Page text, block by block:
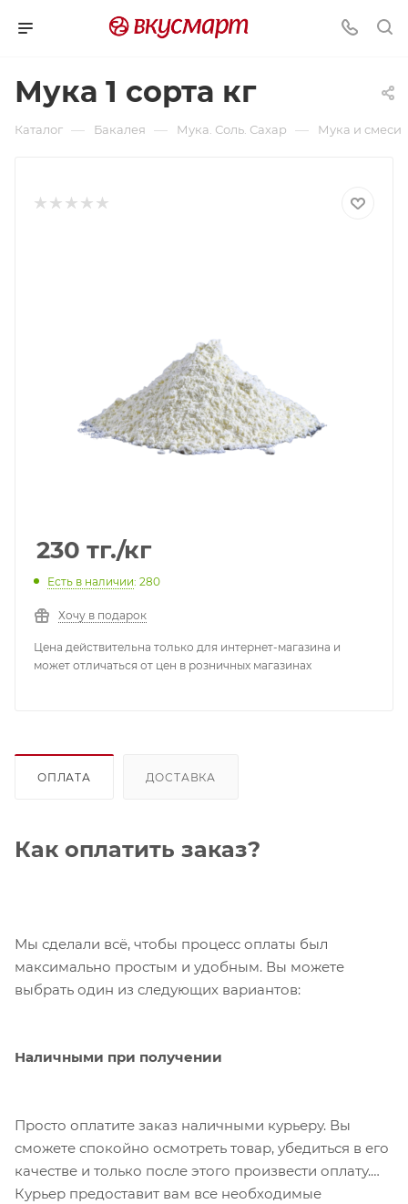
Мука 1 сорта кг
Каталог — Бакалея — Мука. Соль. Сахар — Мука и смеси
230 тг./кг
Есть в наличии: 280
Хочу в подарок
Цена действительна только для интернет-магазина и
может отличаться от цен в розничных магазинах
ОПЛАТА ДОСТАВКА
Как оплатить заказ?
Мы сделали всё, чтобы процесс оплаты был
максимально простым и удобным. Вы можете
выбрать один из следующих вариантов:
Наличными при получении
Просто оплатите заказ наличными курьеру. Вы
сможете спокойно осмотреть товар, убедиться в его
качестве и только после этого произвести оплату.
Курьер предоставит вам все необходимые